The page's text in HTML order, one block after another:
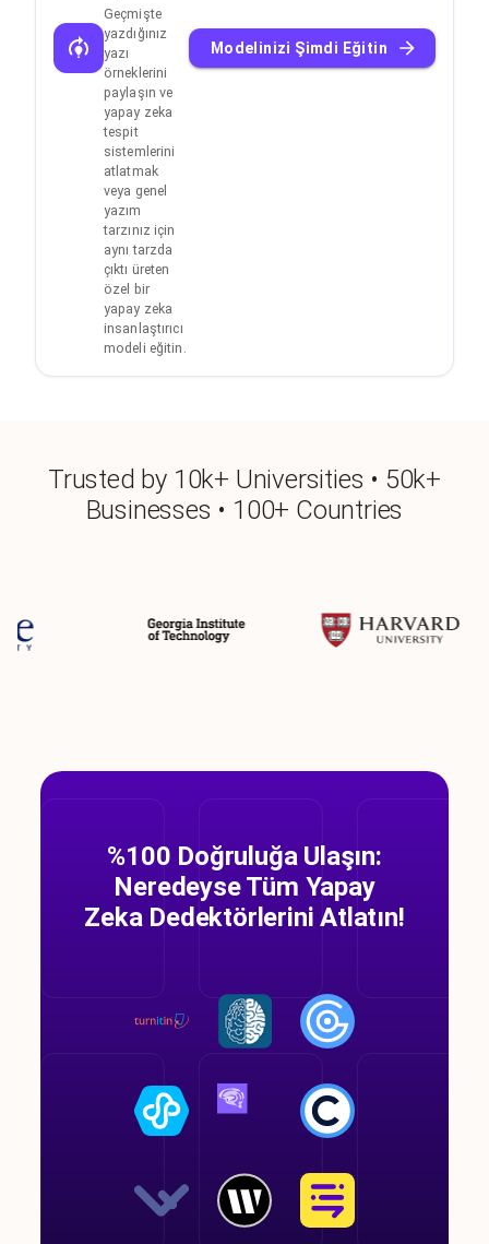
Geçmişte
yazdığınız
yazı
örneklerini
paylaşın ve
yapay zeka
tespit
sistemlerini
atlatmak
veya genel
yazım
tarzınız için
aynı tarzda
çıktı üreten
özel bir
yapay zeka
insanlaştırıcı
modeli eğitin.
Modelinizi Şimdi Eğitin
Trusted by 10k+ Universities • 50k+
Businesses • 100+ Countries
%100 Doğruluğa Ulaşın:
Neredeyse Tüm Yapay
Zeka Dedektörlerini Atlatın!